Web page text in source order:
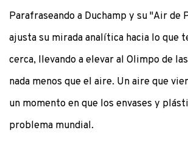
Parafraseando a Duchamp y su "Air de
ajusta su mirada analítica hacia lo que
cerca, llevando a elevar al Olimpo de
nada menos que el aire. Un aire que
un momento en que los envases y
problema mundial.